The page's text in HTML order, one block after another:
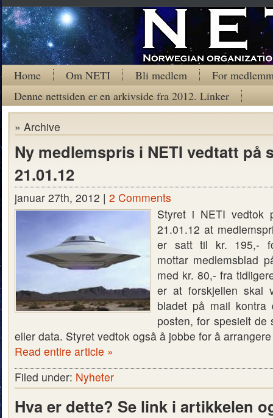
Home Om NETI Bli medlem
For
Denne nettsiden er en arkivside fra 2012. Linker
» Archive
Ny medlemspris i NETI vedtatt på
21.01.12
januar 27th, 2012 | 2 Comments
Styret i NETI vedtok
21.01.12 at
er satt til kr. 195,-
mottar medlemsblad
med kr. 80,- fra
er at forskjellen
bladet på mail
posten, for spesielt de
eller data. Styret vedtok også å jobbe for å
Read entire article »
Filed under: Nyheter
Hva er dette? Se link i artikkelen